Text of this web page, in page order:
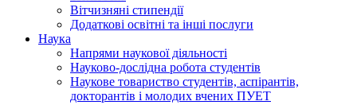
Вітчизняні стипендії
Додаткові освітні та інші послуги
Наука
Напрями наукової діяльності
Науково-дослідна робота студентів
Наукове товариство студентів, аспірантів,
докторантів і молодих вчених ПУЕТ